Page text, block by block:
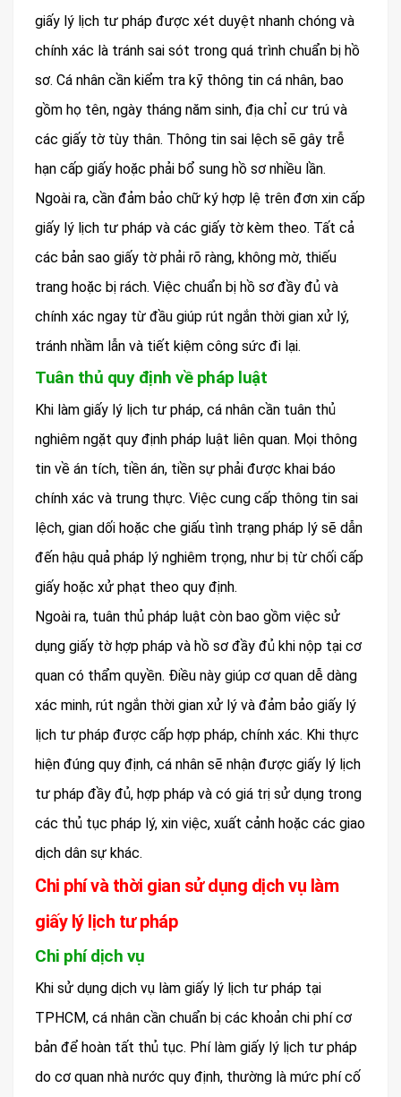
giấy lý lịch tư pháp được xét duyệt nhanh chóng và
chính xác là tránh sai sót trong quá trình chuẩn bị hồ
sơ. Cá nhân cần kiểm tra kỹ thông tin cá nhân, bao
gồm họ tên, ngày tháng năm sinh, địa chỉ cư trú và
các giấy tờ tùy thân. Thông tin sai lệch sẽ gây trễ
hạn cấp giấy hoặc phải bổ sung hồ sơ nhiều lần.
Ngoài ra, cần đảm bảo chữ ký hợp lệ trên đơn xin cấp
giấy lý lịch tư pháp và các giấy tờ kèm theo. Tất cả
các bản sao giấy tờ phải rõ ràng, không mờ, thiếu
trang hoặc bị rách. Việc chuẩn bị hồ sơ đầy đủ và
chính xác ngay từ đầu giúp rút ngắn thời gian xử lý,
tránh nhầm lẫn và tiết kiệm công sức đi lại.
Tuân thủ quy định về pháp luật
Khi làm giấy lý lịch tư pháp, cá nhân cần tuân thủ
nghiêm ngặt quy định pháp luật liên quan. Mọi thông
tin về án tích, tiền án, tiền sự phải được khai báo
chính xác và trung thực. Việc cung cấp thông tin sai
lệch, gian dối hoặc che giấu tình trạng pháp lý sẽ dẫn
đến hậu quả pháp lý nghiêm trọng, như bị từ chối cấp
giấy hoặc xử phạt theo quy định.
Ngoài ra, tuân thủ pháp luật còn bao gồm việc sử
dụng giấy tờ hợp pháp và hồ sơ đầy đủ khi nộp tại cơ
quan có thẩm quyền. Điều này giúp cơ quan dễ dàng
xác minh, rút ngắn thời gian xử lý và đảm bảo giấy lý
lịch tư pháp được cấp hợp pháp, chính xác. Khi thực
hiện đúng quy định, cá nhân sẽ nhận được giấy lý lịch
tư pháp đầy đủ, hợp pháp và có giá trị sử dụng trong
các thủ tục pháp lý, xin việc, xuất cảnh hoặc các giao
dịch dân sự khác.
Chi phí và thời gian sử dụng dịch vụ làm
giấy lý lịch tư pháp
Chi phí dịch vụ
Khi sử dụng dịch vụ làm giấy lý lịch tư pháp tại
TPHCM, cá nhân cần chuẩn bị các khoản chi phí cơ
bản để hoàn tất thủ tục. Phí làm giấy lý lịch tư pháp
do cơ quan nhà nước quy định, thường là mức phí cố